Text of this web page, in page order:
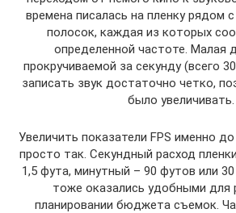
времена писалась на пленку рядом
полосок, каждая из которых
определенной частоте. Малая
прокручиваемой за секунду (всего
записать звук достаточно четко,
было увеличивать.
Увеличить показатели FPS именно
просто так. Секундный расход
1,5 фута, минутный – 90 футов или
тоже оказались удобными для
планировании бюджета съемок.